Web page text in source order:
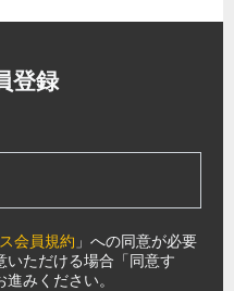
登録
会員規約 」への同意が必要
いただける場合「同意す
みください。